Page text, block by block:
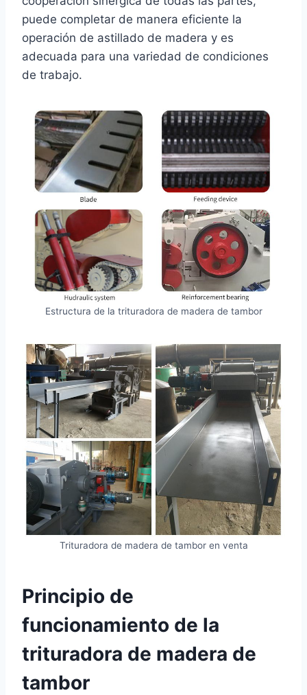
puede completar de manera eficiente la
operación de astillado de madera y es
adecuada para una variedad de condiciones
de trabajo.
Estructura de la trituradora de madera de tambor
Trituradora de madera de tambor en venta
Principio de
funcionamiento de la
trituradora de madera de
tambor